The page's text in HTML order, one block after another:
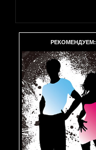
РЕКОМЕНДУЕМ: